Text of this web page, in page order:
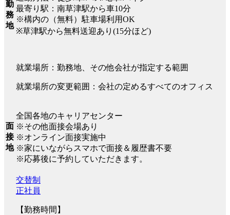
勤
務
地
最寄り駅：南草津駅から車10分
※構内の（無料）駐車場利用OK
※草津駅から無料送迎あり(15分ほど)
就業場所：勤務地、その他会社が指定する範囲
就業場所の変更範囲：会社の定めるすべてのオフィス
面
接
地
全国各地のキャリアセンター
※その他面接会場あり
※オンライン面接実施中
※家にいながらスマホで面接＆履歴書不要
※応募後に予約していただきます。
交替制
正社員
【勤務時間】